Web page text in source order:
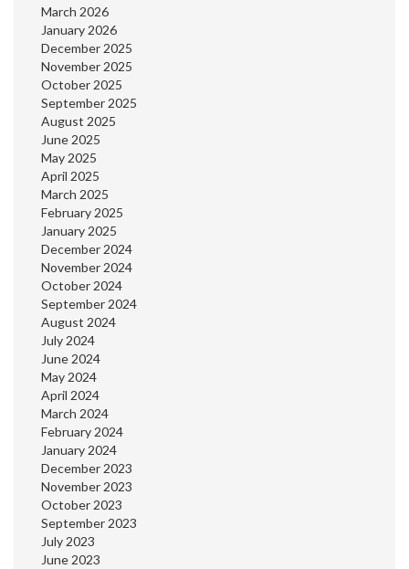
March 2026
January 2026
December 2025
November 2025
October 2025
September 2025
August 2025
June 2025
May 2025
April 2025
March 2025
February 2025
January 2025
December 2024
November 2024
October 2024
September 2024
August 2024
July 2024
June 2024
May 2024
April 2024
March 2024
February 2024
January 2024
December 2023
November 2023
October 2023
September 2023
July 2023
June 2023